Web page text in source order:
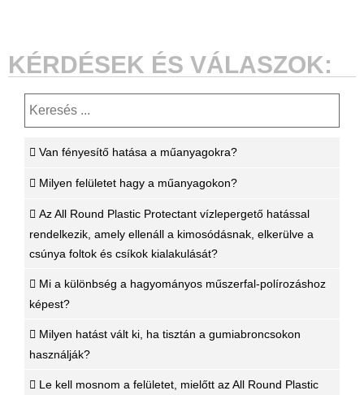
KÉRDÉSEK ÉS VÁLASZOK:
Van fényesítő hatása a műanyagokra?
Milyen felületet hagy a műanyagokon?
Az All Round Plastic Protectant vízlepergető hatással
rendelkezik, amely ellenáll a kimosódásnak, elkerülve a
csúnya foltok és csíkok kialakulását?
Mi a különbség a hagyományos műszerfal-polírozáshoz
képest?
Milyen hatást vált ki, ha tisztán a gumiabroncsokon
használják?
Le kell mosnom a felületet, mielőtt az All Round Plastic